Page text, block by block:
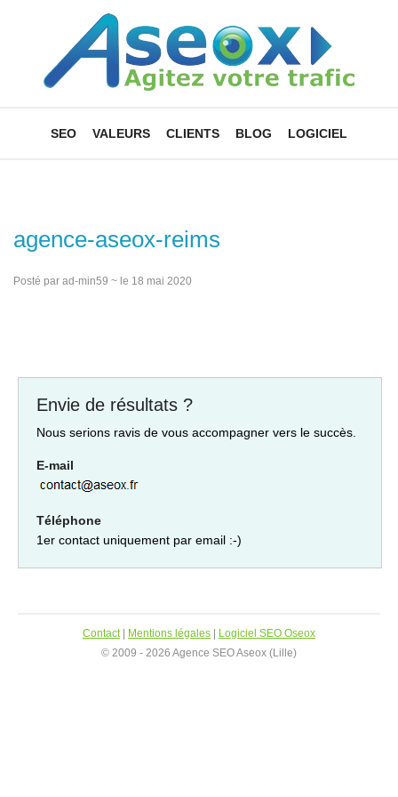
SEO VALEURS CLIENTS BLOG LOGICIEL
agence-aseox-reims
Posté par ad-min59 ~ le 18 mai 2020
Envie de résultats ?
Nous serions ravis de vous accompagner vers le succès.
E-mail
Téléphone
1er contact uniquement par email :-)
Contact| Mentions légales
Logiciel SEO Oseox
© 2009 - 2026 Agence SEO Aseox (Lille)